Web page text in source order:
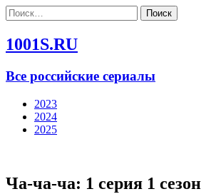
Найти:
1001S.RU
Все российские сериалы
2023
2024
2025
Ча-ча-ча: 1 серия 1 сезон